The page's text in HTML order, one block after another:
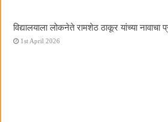
विद्यालयाला लोकनेते रामशेठ ठाकूर यांच्या नावाचा
1st April 2026